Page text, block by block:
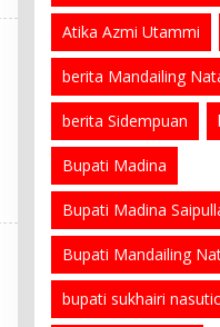
Atika Azmi Utammi
berita Mandailing
berita Sidempuan
Bupati Madina
Bupati Madina
Bupati Mandailing
bupati sukhairi